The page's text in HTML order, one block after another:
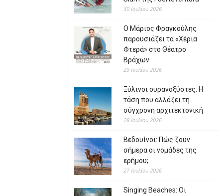
30 Ιουλίου 2026
Ο Μάριος Φραγκούλης
παρουσιάζει τα «Χέρια
Φτερά» στο Θέατρο
Βράχων
29 Ιουλίου 2026
Ξύλινοι ουρανοξύστες: Η
τάση που αλλάζει τη
σύγχρονη αρχιτεκτονική
28 Ιουλίου 2026
Βεδουίνοι: Πώς ζουν
σήμερα οι νομάδες της
ερήμου;
27 Ιουλίου 2026
Singing Beaches: Οι